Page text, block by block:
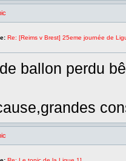
Re: [Reims v Brest] 25eme journée de
ballon perdu